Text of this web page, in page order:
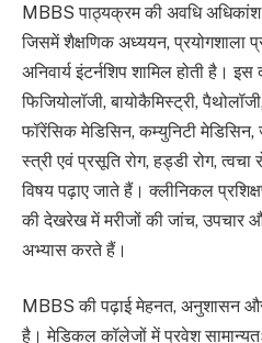
MBBS पाठ्यक्रम की अवधि अधिकांश
जिसमें शैक्षणिक अध्ययन, प्रयोगशाला
अनिवार्य इंटर्नशिप शामिल होती है। इस
फिजियोलॉजी, बायोकैमिस्ट्री,
फॉरेंसिक मेडिसिन, कम्युनिटी मेडिसिन,
स्त्री एवं प्रसूति रोग, हड्डी रोग,
विषय पढ़ाए जाते हैं। क्लीनिकल
की देखरेख में मरीजों की जांच, उपचार
अभ्यास करते हैं।
MBBS की पढ़ाई मेहनत, अनुशासन
है। मेडिकल कॉलेजों में प्रवेश